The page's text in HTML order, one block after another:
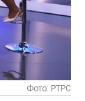
Фото: РТРС